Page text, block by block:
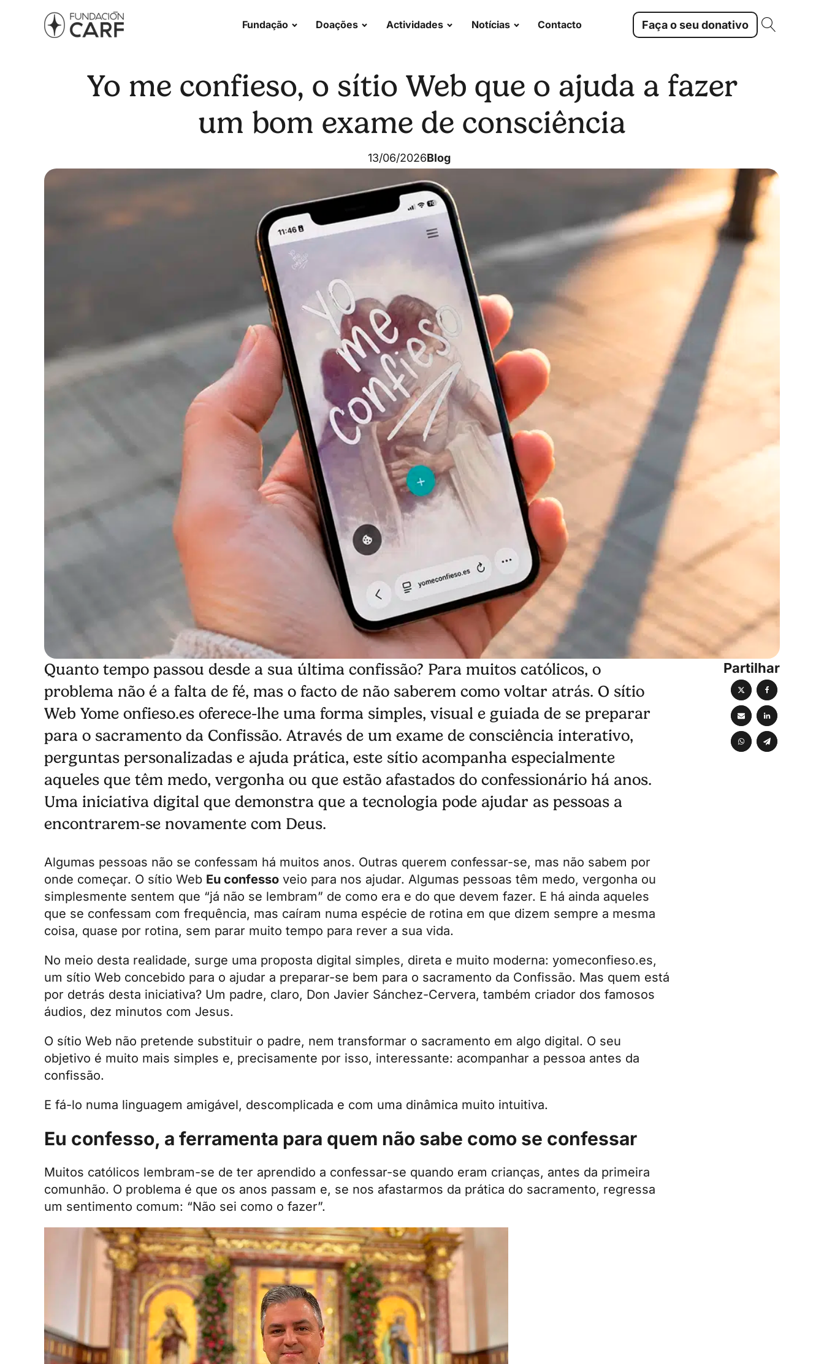
Fundação Doações Actividades Notícias Contacto Faça o seu donativo
Yo me confieso, o sítio Web que o ajuda a fazer
um bom exame de consciência
13/06/2026Blog
Quanto tempo passou desde a sua última confissão? Para muitos católicos, o
problema não é a falta de fé, mas o facto de não saberem como voltar atrás. O sítio
Web Yome onfieso.es oferece-lhe uma forma simples, visual e guiada de se preparar
para o sacramento da Confissão. Através de um exame de consciência interativo,
perguntas personalizadas e ajuda prática, este sítio acompanha especialmente
aqueles que têm medo, vergonha ou que estão afastados do confessionário há anos.
Uma iniciativa digital que demonstra que a tecnologia pode ajudar as pessoas a
encontrarem-se novamente com Deus.
Algumas pessoas não se confessam há muitos anos. Outras querem confessar-se, mas não sabem por
onde começar. O sítio Web Eu confesso veio para nos ajudar. Algumas pessoas têm medo, vergonha ou
simplesmente sentem que “já não se lembram” de como era e do que devem fazer. E há ainda aqueles
que se confessam com frequência, mas caíram numa espécie de rotina em que dizem sempre a mesma
coisa, quase por rotina, sem parar muito tempo para rever a sua vida.
No meio desta realidade, surge uma proposta digital simples, direta e muito moderna: yomeconfieso.es,
um sítio Web concebido para o ajudar a preparar-se bem para o sacramento da Confissão. Mas quem está
por detrás desta iniciativa? Um padre, claro, Don Javier Sánchez-Cervera, também criador dos famosos
áudios, dez minutos com Jesus.
O sítio Web não pretende substituir o padre, nem transformar o sacramento em algo digital. O seu
objetivo é muito mais simples e, precisamente por isso, interessante: acompanhar a pessoa antes da
confissão.
E fá-lo numa linguagem amigável, descomplicada e com uma dinâmica muito intuitiva.
Eu confesso, a ferramenta para quem não sabe como se confessar
Muitos católicos lembram-se de ter aprendido a confessar-se quando eram crianças, antes da primeira
comunhão. O problema é que os anos passam e, se nos afastarmos da prática do sacramento, regressa
um sentimento comum: “Não sei como o fazer”.
Partilhar